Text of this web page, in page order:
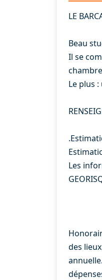
LE
Beau
Il se
Le plus
Les
des